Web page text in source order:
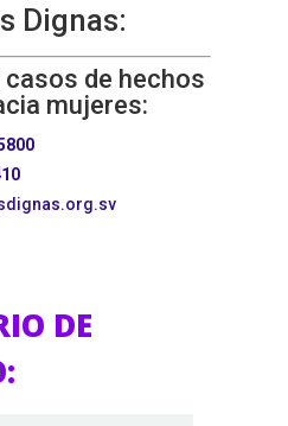
Dignas:
de hechos
mujeres:
DE